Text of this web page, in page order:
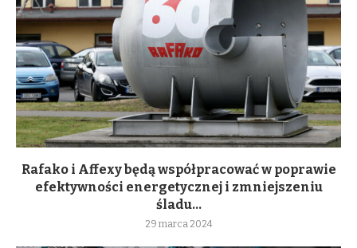
Rafako i Affexy będą współpracować w poprawie
efektywności energetycznej i zmniejszeniu
śladu...
29 marca 2024